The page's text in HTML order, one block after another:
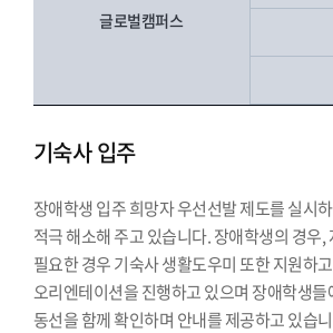
글로벌캠퍼스
기숙사 입주
장애학생 입주 희망자 우선선발 제도를 실시
적극 해소해 주고 있습니다. 장애학생의 경우
필요한 경우 기숙사 생활도우미 또한 지원하
오리엔테이션을 진행하고 있으며 장애학생
동선을 함께 확인하며 안내를 제공하고 있습